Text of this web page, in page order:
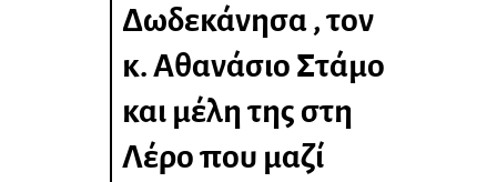
Δωδεκάνησα , τον
κ. Αθανάσιο Στάμο
και μέλη της στη
Λέρο που μαζί